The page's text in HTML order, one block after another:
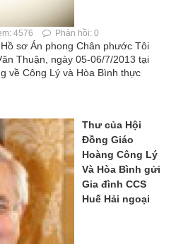
4576 Phản hồi: 0
sơ Án phong Chân phước Tôi
Thuận, ngày 05-06/7/2013 tại
về Công Lý và Hòa Bình thực
Thư của Hội
Đồng Giáo
Hoàng Công Lý
Và Hòa Bình gửi
Gia đình CCS
Huế Hải ngoại